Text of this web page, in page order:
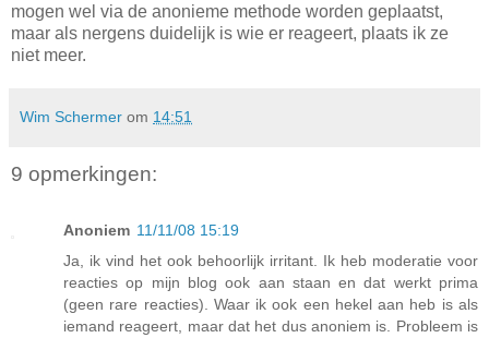
mogen wel via de anonieme methode worden geplaatst,
maar als nergens duidelijk is wie er reageert, plaats ik ze
niet meer.
Wim Schermer om 14:51
9 opmerkingen:
Anoniem 11/11/08 15:19
Ja, ik vind het ook behoorlijk irritant. Ik heb moderatie voor
reacties op mijn blog ook aan staan en dat werkt prima
(geen rare reacties). Waar ik ook een hekel aan heb is als
iemand reageert, maar dat het dus anoniem is. Probleem is